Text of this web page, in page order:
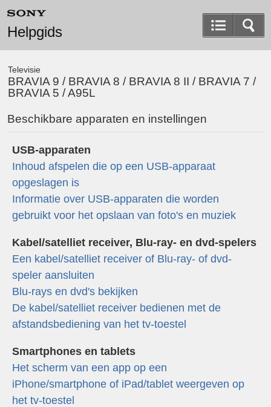
Helpgids
Televisie
BRAVIA 9 / BRAVIA 8 / BRAVIA 8 II / BRAVIA 7 /
BRAVIA 5 / A95L
Beschikbare apparaten en instellingen
USB-apparaten
Inhoud afspelen die op een USB-apparaat
opgeslagen is
Informatie over USB-apparaten die worden
gebruikt voor het opslaan van foto's en muziek
Kabel/satelliet receiver, Blu-ray- en dvd-spelers
Een kabel/satelliet receiver of Blu-ray- of dvd-
speler aansluiten
Blu-rays en dvd's bekijken
De kabel/satelliet receiver bedienen met de
afstandsbediening van het tv-toestel
Smartphones en tablets
Het scherm van een app op een
iPhone/smartphone of iPad/tablet weergeven op
het tv-toestel